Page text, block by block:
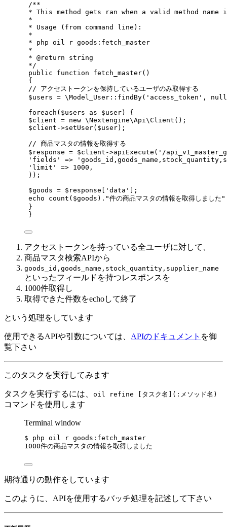
/**
* This method gets ran when a valid method name
*
* Usage (from command line):
*
* php oil r goods:fetch_master
*
* @return string
*/
public function fetch_master()
{
// アクセストークンを保持しているユーザのみ取得する
$users = \Model_User::findBy('access_token',
foreach($users as $user) {
$client = new \Nextengine\Api\Client();
$client->setUser($user);
// 商品マスタの情報を取得する
$response = $client->apiExecute('/
'fields' =>
'limit' => 1000,
));
$goods = $response['data'];
echo count($goods)."件の商品マスタの情報を取得しました
}
}
アクセストークンを持っている全ユーザに対して、
商品マスタ検索APIから
goods_id,goods_name,stock_quantity,supplier_name
といったフィールドを持つレスポンスを
1000件取得し
取得できた件数をechoして終了
という処理をしています
使用できるAPIや引数については、 APIのドキュメント を御
覧下さい
このタスクを実行してみます
タスクを実行するには、 oil refine [タスク名](:メソッド名)
コマンドを使用します
Terminal window
$ php oil r goods:fetch_master
1000件の商品マスタの情報を取得しました
期待通りの動作をしています
このように、APIを使用するバッチ処理を記述して下さい